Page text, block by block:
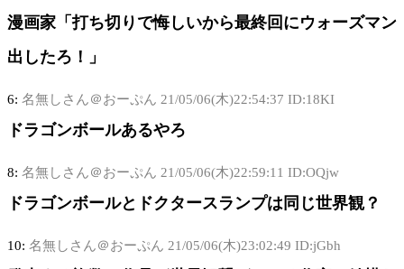
漫画家「打ち切りで悔しいから最終回にウォーズマン
出したろ！」
6: 名無しさん＠おーぷん 21/05/06(木)22:54:37 ID:18KI
ドラゴンボールあるやろ
8: 名無しさん＠おーぷん 21/05/06(木)22:59:11 ID:OQjw
ドラゴンボールとドクタースランプは同じ世界観？
10: 名無しさん＠おーぷん 21/05/06(木)23:02:49 ID:jGbh